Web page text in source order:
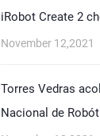
iRobot Create 2
November 12,2021
Torres Vedras
Nacional de